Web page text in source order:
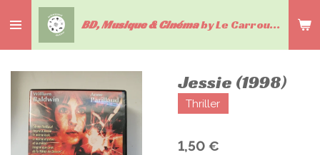
au
contenu
BD, Musique & Cinémaby Le Carrousel du livre
Jessie (1998)
Thriller
1,50 €